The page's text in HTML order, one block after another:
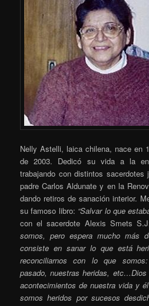
Nelly Astelli, laica chilena, nace en
de 2003. Dedicó su vida a la
trabajando con distintos
padre Carlos Aldunate y en la
dando retiros de sanación interior.
su famoso libro: “Salvar lo que
con el sacerdote Alexis Smets
somos, pero espera mucho más
consiste en sanar lo que está
reconciliarnos con lo que
pasado, nuestras heridas,
acontecimientos de nuestra vida y
somos heridos por sucesos